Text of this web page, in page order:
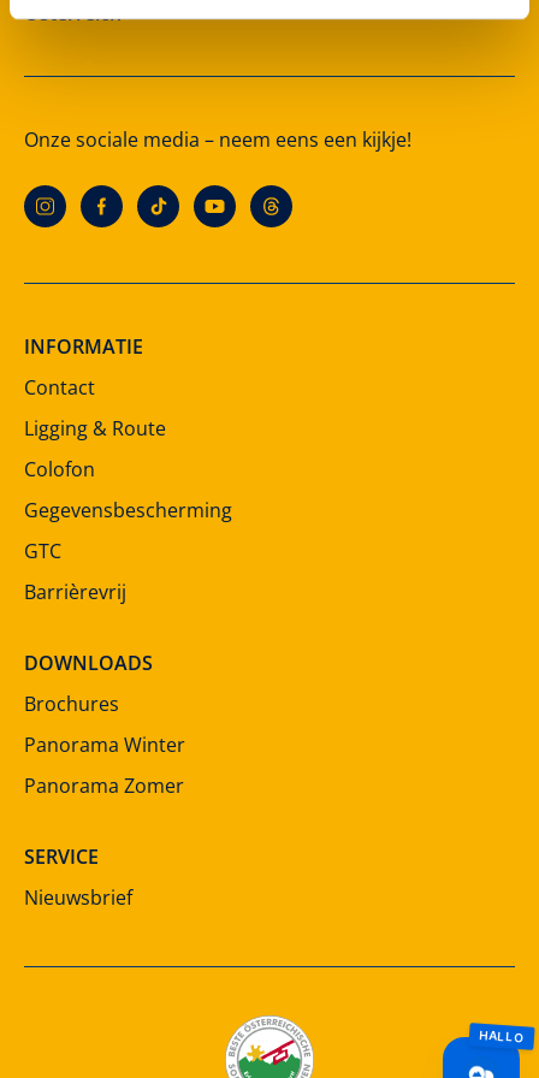
Österreich
Onze sociale media – neem eens een kijkje!
INFORMATIE
Contact
Ligging & Route
Colofon
Gegevensbescherming
GTC
Barrièrevrij
DOWNLOADS
Brochures
Panorama Winter
Panorama Zomer
SERVICE
Nieuwsbrief